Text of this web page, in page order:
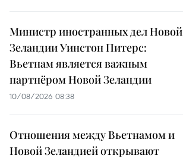
Министр иностранных дел Новой
Зеландии Уинстон Питерс:
Вьетнам является важным
партнёром Новой Зеландии
10/08/2026 08:38
Отношения между Вьетнамом и
Новой Зеландией открывают